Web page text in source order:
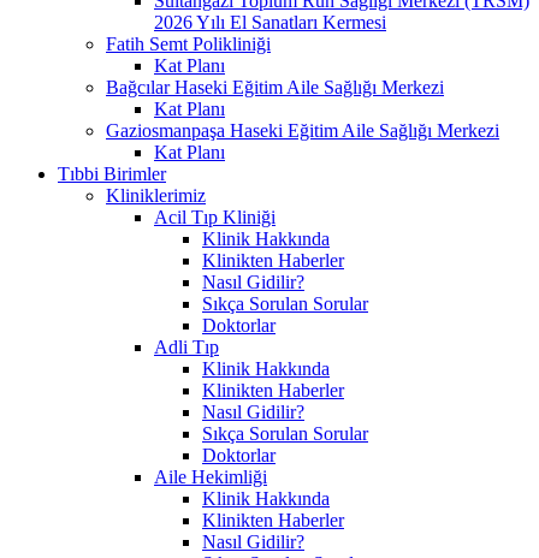
2026 Yılı El Sanatları Kermesi
Fatih Semt Polikliniği
Kat Planı
Bağcılar Haseki Eğitim Aile Sağlığı Merkezi
Kat Planı
Gaziosmanpaşa Haseki Eğitim Aile Sağlığı Merkezi
Kat Planı
Tıbbi Birimler
Kliniklerimiz
Acil Tıp Kliniği
Klinik Hakkında
Klinikten Haberler
Nasıl Gidilir?
Sıkça Sorulan Sorular
Doktorlar
Adli Tıp
Klinik Hakkında
Klinikten Haberler
Nasıl Gidilir?
Sıkça Sorulan Sorular
Doktorlar
Aile Hekimliği
Klinik Hakkında
Klinikten Haberler
Nasıl Gidilir?